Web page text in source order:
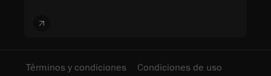
Términos y condiciones Condiciones de uso